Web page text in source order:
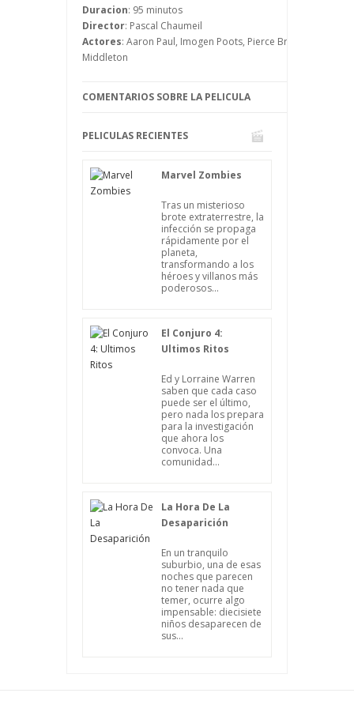
La idea que tienen es prestarse ayuda
mutua hasta San Valentín, pues a todos
les parece muy triste pasar solos ese día.
Duracion: 95 minutos
Director: Pascal Chaumeil
Actores: Aaron Paul, Imogen Poots, Pierce Brosnan,
Middleton
COMENTARIOS SOBRE LA PELICULA
PELICULAS RECIENTES
Marvel Zombies
Tras un misterioso
brote extraterrestre, la
infección se propaga
rápidamente por el
planeta,
transformando a los
héroes y villanos más
poderosos...
El Conjuro 4:
Ultimos Ritos
Ed y Lorraine Warren
saben que cada caso
puede ser el último,
pero nada los prepara
para la investigación
que ahora los
convoca. Una
comunidad...
La Hora De La
Desaparición
En un tranquilo
suburbio, una de esas
noches que parecen
no tener nada que
temer, ocurre algo
impensable: diecisiete
niños desaparecen de
sus...